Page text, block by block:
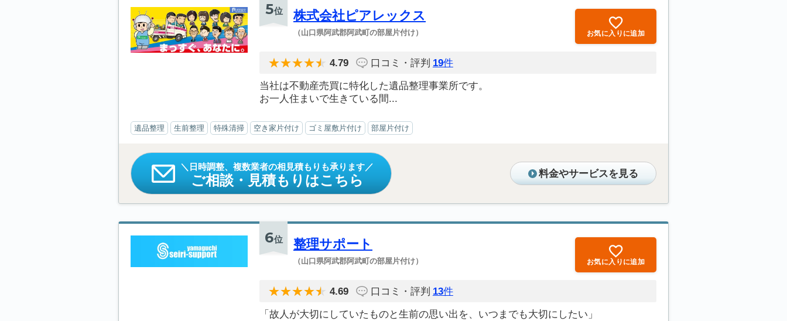
5位 株式会社ピアレックス
（山口県阿武郡阿武町の部屋片付け） お気に入りに追加
4.79 口コミ・評判 19件
当社は不動産売買に特化した遺品整理事業所です。
お一人住まいで生きている間...
遺品整理 生前整理 特殊清掃 空き家片付け ゴミ屋敷片付け 部屋片付け
日時調整、複数業者の相見積もりも承ります
ご相談・見積もりはこちら 料金やサービスを見る
6位 整理サポート
（山口県阿武郡阿武町の部屋片付け） お気に入りに追加
4.69 口コミ・評判 13件
「故人が大切にしていたものと生前の思い出を、いつまでも大切にしたい」